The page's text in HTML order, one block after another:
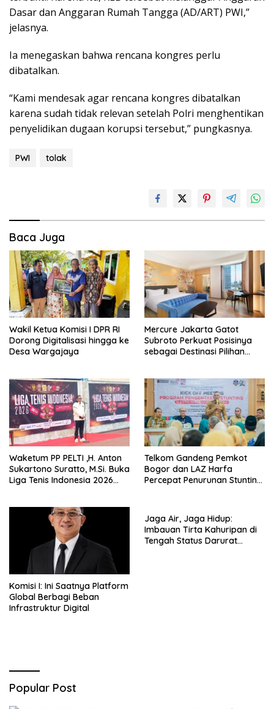
Dasar dan Anggaran Rumah Tangga (AD/ART) PWI,”
jelasnya.
Ia menegaskan bahwa rencana kongres perlu
dibatalkan.
“Kami mendesak agar rencana kongres dibatalkan
karena sudah tidak relevan setelah Polri menghentikan
penyelidikan dugaan korupsi tersebut,” pungkasnya.
PWI tolak
Baca Juga
Wakil Ketua Komisi I DPR RI
Dorong Digitalisasi hingga ke
Desa Wargajaya
Mercure Jakarta Gatot
Subroto Perkuat Posisinya
sebagai Destinasi Pilihan
Jakarta Selatan
Waketum PP PELTI ,H. Anton
Sukartono Suratto, M.Si. Buka
Liga Tenis Indonesia 2026
Telkom Gandeng Pemkot
Bogor dan LAZ Harfa
Percepat Penurunan Stunting
Komisi I: Ini Saatnya Platform
Global Berbagi Beban
Infrastruktur Digital
Jaga Air, Jaga Hidup:
Imbauan Tirta Kahuripan di
Tengah Status Darurat
Popular Post